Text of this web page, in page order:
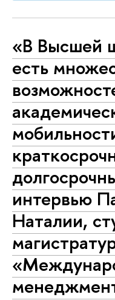
«В Высшей
есть
интервью
Наталии,